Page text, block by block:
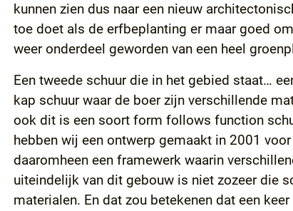
kunnen zien dus naar een nieuw
toe doet als de erfbeplanting er maar goed
weer onderdeel geworden van een heel
Een tweede schuur die in het gebied staat…
kap schuur waar de boer zijn verschillende
ook dit is een soort form follows function
hebben wij een ontwerp gemaakt in 2001
daaromheen een framewerk waarin
uiteindelijk van dit gebouw is niet zozeer die
materialen. En dat zou betekenen dat een